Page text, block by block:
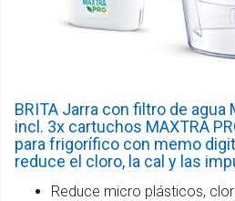
BRITA Jarra con filtro de agua
incl. 3x cartuchos MAXTRA
para frigorífico con memo
reduce el cloro, la cal y las
Reduce micro plásticos,